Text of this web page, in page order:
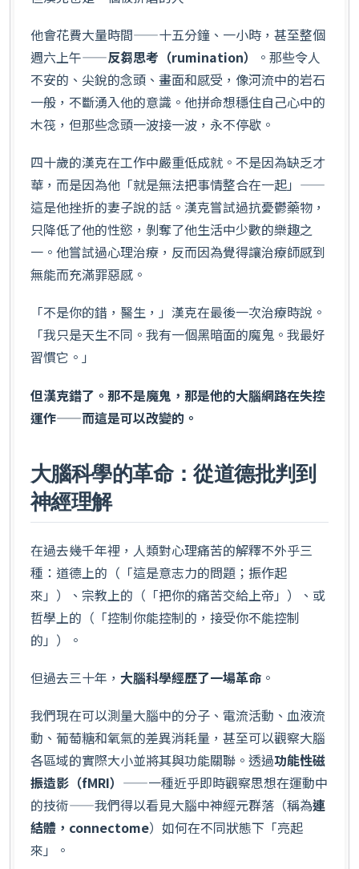
他會花費大量時間——十五分鐘、一小時，甚至整個
週六上午——反芻思考（rumination）
。那些令人
不安的、尖銳的念頭、畫面和感受，像河流中的岩石
一般，不斷湧入他的意識。他拼命想穩住自己心中的
木筏，但那些念頭一波接一波，永不停歇。
四十歲的漢克在工作中嚴重低成就。不是因為缺乏才
華，而是因為他「就是無法把事情整合在一起」——
這是他挫折的妻子說的話。漢克嘗試過抗憂鬱藥物，
只降低了他的性慾，剝奪了他生活中少數的樂趣之
一。他嘗試過心理治療，反而因為覺得讓治療師感到
無能而充滿罪惡感。
「不是你的錯，醫生，」漢克在最後一次治療時說。
「我只是天生不同。我有一個黑暗面的魔鬼。我最好
習慣它。」
但漢克錯了。那不是魔鬼，那是他的大腦網路在失控
運作——而這是可以改變的。
大腦科學的革命：從道德批判到
神經理解
在過去幾千年裡，人類對心理痛苦的解釋不外乎三
種：道德上的（「這是意志力的問題；振作起
來」）、宗教上的（「把你的痛苦交給上帝」）、或
哲學上的（「控制你能控制的，接受你不能控制
的」）。
但過去三十年， 大腦科學經歷了一場革命 。
我們現在可以測量大腦中的分子、電流活動、血液流
動、葡萄糖和氧氣的差異消耗量，甚至可以觀察大腦
各區域的實際大小並將其與功能關聯。透過功能性磁
振造影（fMRI） ——一種近乎即時觀察思想在運動中
的技術——我們得以看見大腦中神經元群落（稱為連
結體，connectome）如何在不同狀態下「亮起
來」。